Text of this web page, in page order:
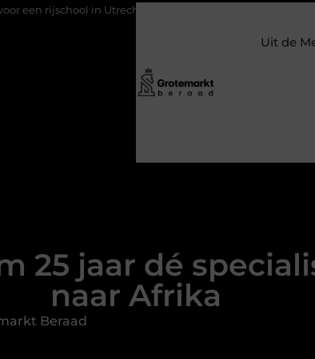
Duurzaamheid verweven in de bedrijfsvoering
Uit de
25 jaar dé
naar Afrika
Beraad